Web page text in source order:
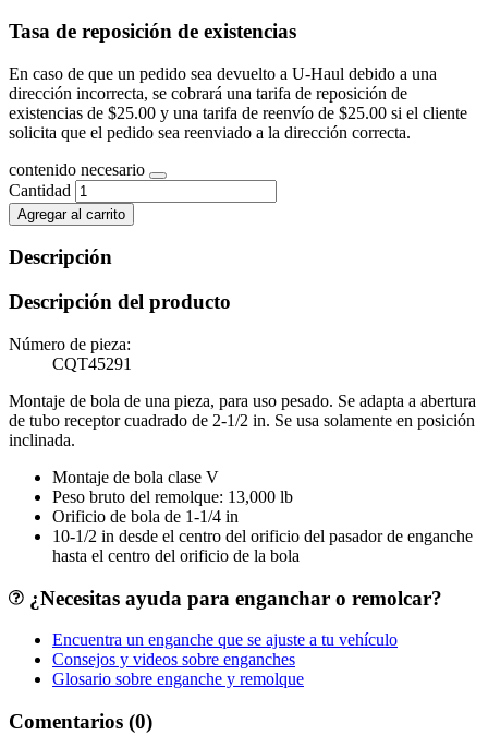
Tasa de reposición de existencias
En caso de que un pedido sea devuelto a U-Haul debido a una
dirección incorrecta, se cobrará una tarifa de reposición de
existencias de $25.00 y una tarifa de reenvío de $25.00 si el cliente
solicita que el pedido sea reenviado a la dirección correcta.
contenido necesario
Cantidad
Agregar al carrito
Descripción
Descripción del producto
Número de pieza:
CQT45291
Montaje de bola de una pieza, para uso pesado. Se adapta a abertura
de tubo receptor cuadrado de 2-1/2 in. Se usa solamente en posición
inclinada.
Montaje de bola clase V
Peso bruto del remolque: 13,000 lb
Orificio de bola de 1-1/4 in
10-1/2 in desde el centro del orificio del pasador de enganche
hasta el centro del orificio de la bola
¿Necesitas ayuda para enganchar o remolcar?
Encuentra un enganche que se ajuste a tu vehículo
Consejos y videos sobre enganches
Glosario sobre enganche y remolque
Comentarios (0)